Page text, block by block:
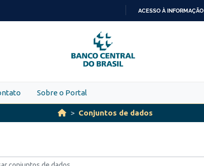
PARA
O
CONTEÚDO
ACESSO À INFORMAÇÃO
Sobre o Portal
Conjuntos de dados